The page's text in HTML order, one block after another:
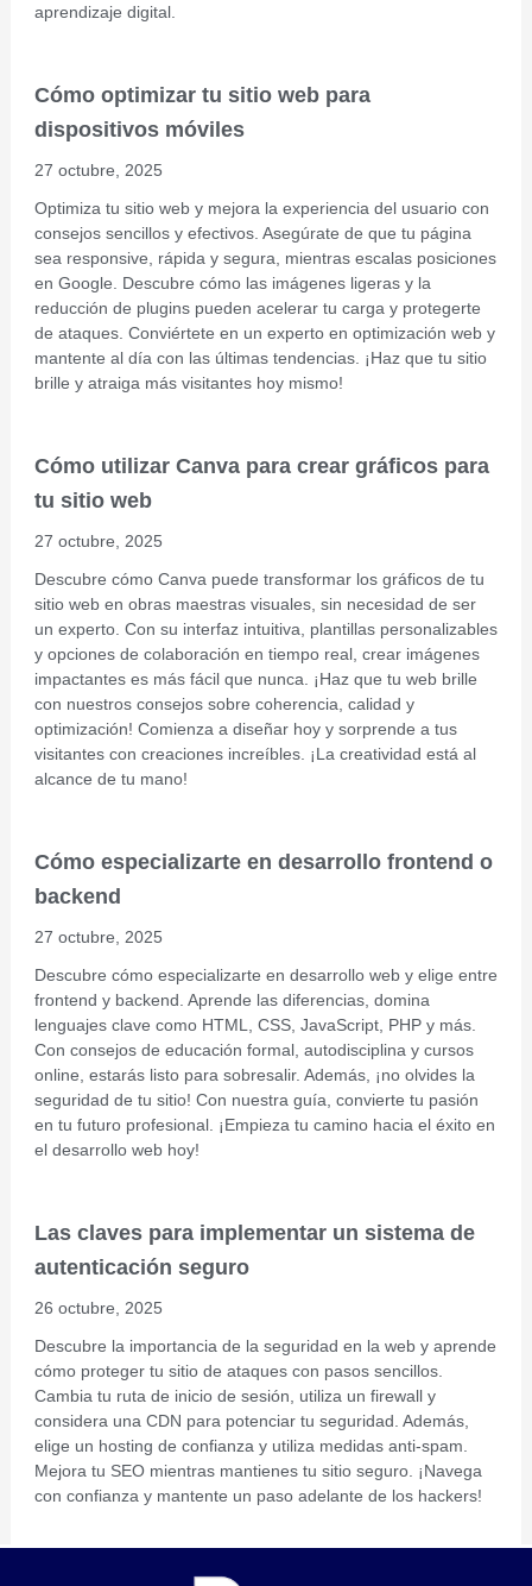
aprendizaje digital.
Cómo optimizar tu sitio web para
dispositivos móviles
27 octubre, 2025
Optimiza tu sitio web y mejora la experiencia del usuario con
consejos sencillos y efectivos. Asegúrate de que tu página
sea responsive, rápida y segura, mientras escalas posiciones
en Google. Descubre cómo las imágenes ligeras y la
reducción de plugins pueden acelerar tu carga y protegerte
de ataques. Conviértete en un experto en optimización web y
mantente al día con las últimas tendencias. ¡Haz que tu sitio
brille y atraiga más visitantes hoy mismo!
Cómo utilizar Canva para crear gráficos para
tu sitio web
27 octubre, 2025
Descubre cómo Canva puede transformar los gráficos de tu
sitio web en obras maestras visuales, sin necesidad de ser
un experto. Con su interfaz intuitiva, plantillas personalizables
y opciones de colaboración en tiempo real, crear imágenes
impactantes es más fácil que nunca. ¡Haz que tu web brille
con nuestros consejos sobre coherencia, calidad y
optimización! Comienza a diseñar hoy y sorprende a tus
visitantes con creaciones increíbles. ¡La creatividad está al
alcance de tu mano!
Cómo especializarte en desarrollo frontend o
backend
27 octubre, 2025
Descubre cómo especializarte en desarrollo web y elige entre
frontend y backend. Aprende las diferencias, domina
lenguajes clave como HTML, CSS, JavaScript, PHP y más.
Con consejos de educación formal, autodisciplina y cursos
online, estarás listo para sobresalir. Además, ¡no olvides la
seguridad de tu sitio! Con nuestra guía, convierte tu pasión
en tu futuro profesional. ¡Empieza tu camino hacia el éxito en
el desarrollo web hoy!
Las claves para implementar un sistema de
autenticación seguro
26 octubre, 2025
Descubre la importancia de la seguridad en la web y aprende
cómo proteger tu sitio de ataques con pasos sencillos.
Cambia tu ruta de inicio de sesión, utiliza un firewall y
considera una CDN para potenciar tu seguridad. Además,
elige un hosting de confianza y utiliza medidas anti-spam.
Mejora tu SEO mientras mantienes tu sitio seguro. ¡Navega
con confianza y mantente un paso adelante de los hackers!